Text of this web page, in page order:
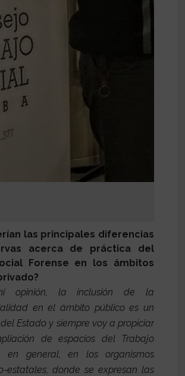
las principales diferencias
acerca de práctica del
Forense en los ámbitos
opinión, la inclusión de la
en el ámbito público es un
Estado y siempre voy a propiciar
de espacios del Trabajo
en general, en los organismos
estatales, donde se expresan las